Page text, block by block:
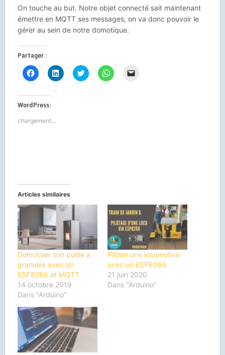
On touche au but. Notre objet connecté sait maintenant
émettre en MQTT ses messages, on va donc pouvoir le
gérer au sein de notre domotique.
Partager :
Cliquez
pour
Facebook(ouvre
dans
nouvelle
fenêtre)
Cliquez
pour
Cliquez
pour
Cliquez
pour
WordPress:
chargement…
Articles similaires
Domotiser son poêle à
granulés avec un
ESP8266 et MQTT
14 octobre 2019
Dans "Arduino"
Piloter une locomotive
avec un ESP8266
21 juin 2020
Dans "Arduino"